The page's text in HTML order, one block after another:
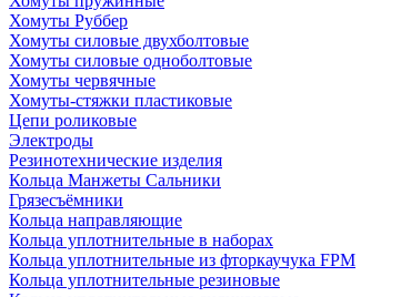
Хомуты Руббер
Хомуты силовые двухболтовые
Хомуты силовые одноболтовые
Хомуты червячные
Хомуты-стяжки пластиковые
Цепи роликовые
Электроды
Резинотехнические изделия
Кольца Манжеты Сальники
Грязесъёмники
Кольца направляющие
Кольца уплотнительные в наборах
Кольца уплотнительные из фторкаучука FPM
Кольца уплотнительные резиновые